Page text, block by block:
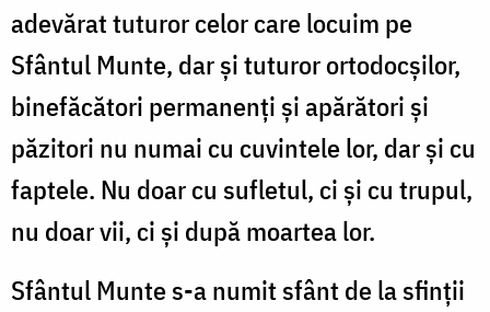
adevărat tuturor celor care locuim pe
Sfântul Munte, dar și tuturor ortodocșilor,
binefăcători permanenți și apărători și
păzitori nu numai cu cuvintele lor, dar și cu
faptele. Nu doar cu sufletul, ci și cu trupul,
nu doar vii, ci și după moartea lor.
Sfântul Munte s-a numit sfânt de la sfinții